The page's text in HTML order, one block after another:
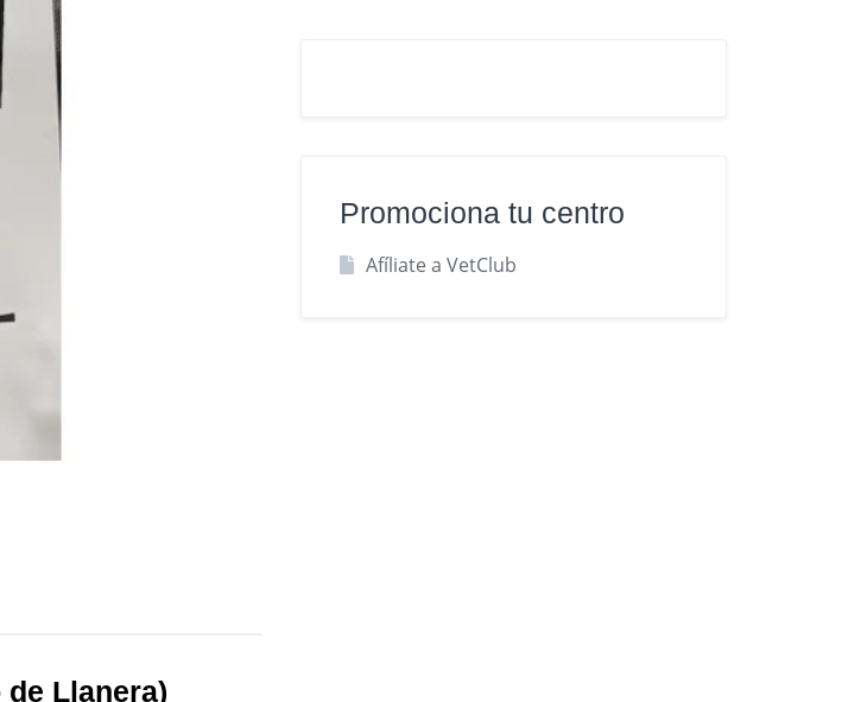
Llanera)
Promociona tu centro
Afíliate a VetClub